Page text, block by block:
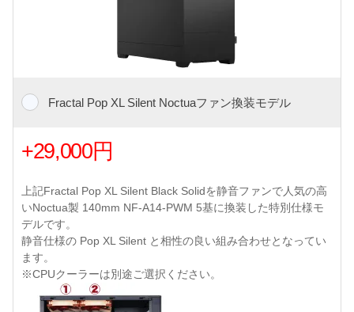
Fractal Pop XL Silent Noctuaファン換装モデル
+29,000円
上記Fractal Pop XL Silent Black Solidを静音ファンで人気の高
いNoctua製 140mm NF-A14-PWM 5基に換装した特別仕様モ
デルです。
静音仕様の Pop XL Silent と相性の良い組み合わせとなってい
ます。
※CPUクーラーは別途ご選択ください。